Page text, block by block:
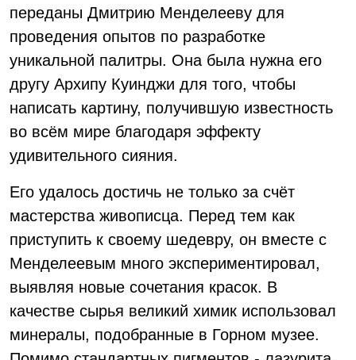
переданы Дмитрию Менделееву для
проведения опытов по разработке
уникальной палитры. Она была нужна его
другу Архипу Куинджи для того, чтобы
написать картину, получившую известность
во всём мире благодаря эффекту
удивительного сияния.
Его удалось достичь не только за счёт
мастерства живописца. Перед тем как
приступить к своему шедевру, он вместе с
Менделеевым много экспериментировал,
выявляя новые сочетания красок. В
качестве сырья великий химик использовал
минералы, подобранные в Горном музее.